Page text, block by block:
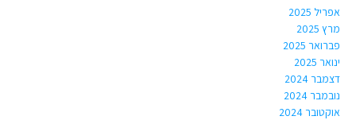
אפריל 2025
מרץ 2025
פברואר 2025
ינואר 2025
דצמבר 2024
נובמבר 2024
אוקטובר 2024